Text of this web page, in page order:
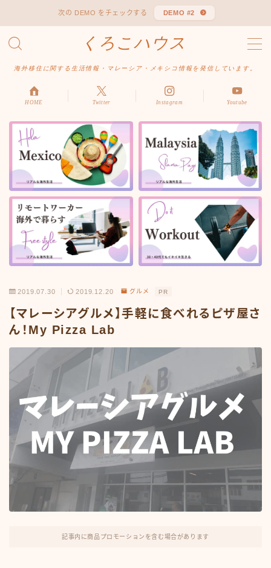
次の DEMO をチェックする DEMO #2
くろこハウス
海外移住に関する生活情報・マレーシア・メキシコ情報を発信しています。
MENU
デモプリセット記事 #1
デモプリセット記事 Part04
デモプリセット記事 Part06
利用規約／特定商取引法に基づく表記
有料記事の決済完了ページ
はじめての方へ
HOME Twitter Instagram Youtube
2019.07.30 2019.12.20 グルメ PR
【マレーシアグルメ】手軽に食べれるピザ屋さ
ん！My Pizza Lab
記事内に商品プロモーションを含む場合があります